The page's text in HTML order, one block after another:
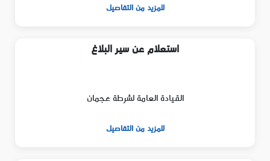
للمزيد من التفاصيل
استعلام عن سير البلاغ
القيادة العامة لشرطة عجمان
للمزيد من التفاصيل